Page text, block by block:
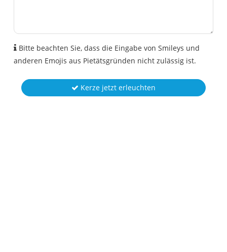
Bitte beachten Sie, dass die Eingabe von Smileys und
anderen Emojis aus Pietätsgründen nicht zulässig ist.
Kerze jetzt erleuchten